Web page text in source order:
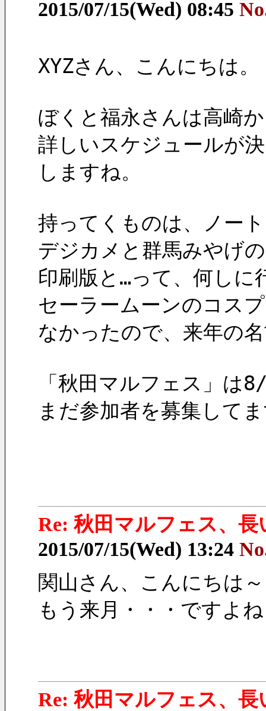
2015/07/15(Wed) 08:45
XYZさん、こんにちは。
ぼくと福永さんは高崎
詳しいスケジュールが
しますね。
持ってくものは、ノー
デジカメと群馬みやげ
印刷版と…って、何しに
セーラームーンのコス
なかったので、来年の
「秋田マルフェス」は
まだ参加者を募集して
Re: 秋田マルフェス、
2015/07/15(Wed) 13:24
関山さん、こんにちは
もう来月・・・ですよ
Re: 秋田マルフェス、